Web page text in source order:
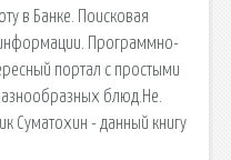
в Банке. Поисковая
информации. Программно-
портал с простыми
блюд.Не.
Суматохин - данный книгу